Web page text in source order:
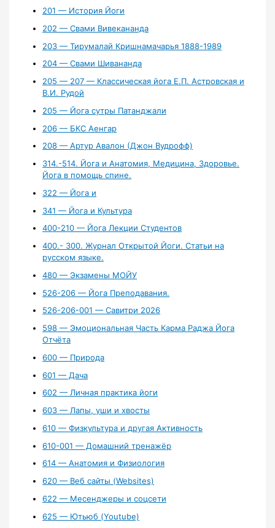
201 — История Йоги
202 — Свами Вивекананда
203 — Тирумалай Кришнамачарья 1888-1989
204 — Свами Шивананда
205 — 207 — Классическая йога Е.П. Астровская и
В.И. Рудой
205 — Йога сутры Патанджали
206 — БКС Аенгар
208 — Артур Авалон (Джон Вудрофф)
314.-514. Йога и Анатомия, Медицина, Здоровье.
Йога в помощь спине.
322 — Йога и
341 — Йога и Культура
400-210 — Йога Лекции Студентов
400.- 300. Журнал Открытой Йоги. Статьи на
русском языке.
480 — Экзамены МОЙУ
526-206 — Йога Преподавания.
526-206-001 — Савитри 2026
598 — Эмоциональная Часть Карма Раджа Йога
Отчёта
600 — Природа
601 — Дача
602 — Личная практика йоги
603 — Лапы, уши и хвосты
610 — Физкультура и другая Активность
610-001 — Домашний тренажёр
614 — Анатомия и Физиология
620 — Веб сайты (Websites)
622 — Месенджеры и соцсети
625 — Ютьюб (Youtube)